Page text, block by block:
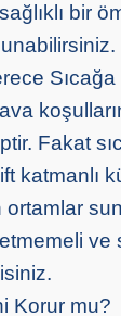
bir
Sıcağa
Fakat
katmanlı
ve
Korur mu?